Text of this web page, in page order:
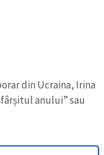
din Ucraina, Irina
anului” sau